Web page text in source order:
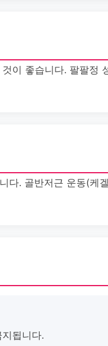
이 좋습니다. 팔팔정
다. 골반저근 운동(케
됩니다.